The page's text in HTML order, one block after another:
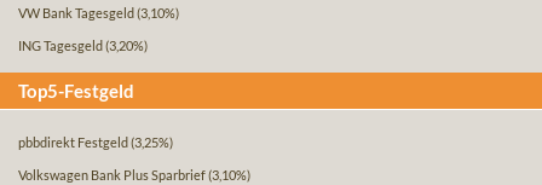
VW Bank Tagesgeld (3,10%)
ING Tagesgeld (3,20%)
Top5-Festgeld
pbbdirekt Festgeld (3,25%)
Volkswagen Bank Plus Sparbrief(3,10%)